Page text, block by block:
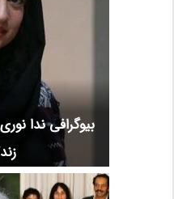
بیوگرافی ندا